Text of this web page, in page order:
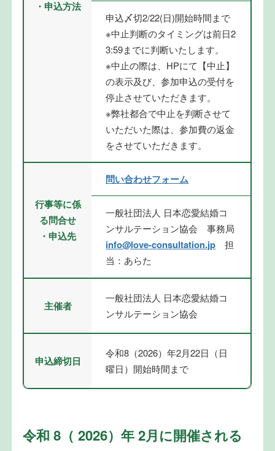
・申込方法
申込〆切2/22(日)開始時間まで
※中止判断のタイミングは前日2
3:59までに判断いたします。
※中止の際は、HPにて【中止】
の表示及び、参加申込の受付を
停止させていただきます。
※弊社都合で中止を判断させて
いただいた際は、参加費の返金
をさせていただきます。
行事等に係
る問合せ
・申込先
問い合わせフォーム
一般社団法人 日本恋愛結婚コ
ンサルテーション協会 事務局
info@love-consultation.jp 担
当：あらた
主催者
一般社団法人 日本恋愛結婚コ
ンサルテーション協会
申込締切日
令和8（2026）年2月22日（日
曜日）開始時間まで
令和 8（ 2026）年 2月に開催される